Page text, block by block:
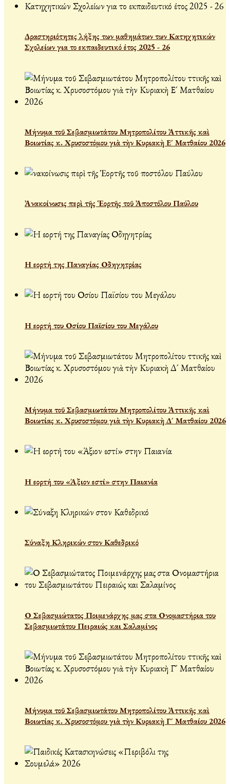
Δραστηριότητες λήξης των μαθημάτων των Κατηχητικών
Σχολείων για το εκπαιδευτικό έτος 2025 - 26
Μήνυμα τοῦ Σεβασμιωτάτου Μητροπολίτου Ἀττικῆς καὶ
Βοιωτίας κ. Χρυσοστόμου γιὰ τὴν Κυριακὴ Ε´ Ματθαίου 2026
Ἀνακοίνωσις περὶ τῆς Ἑορτῆς τοῦ Ἀποστόλου Παύλου
Η εορτή της Παναγίας Οδηγητρίας
Η εορτή του Οσίου Παϊσίου του Μεγάλου
Μήνυμα τοῦ Σεβασμιωτάτου Μητροπολίτου Ἀττικῆς καὶ
Βοιωτίας κ. Χρυσοστόμου γιὰ τὴν Κυριακὴ Δ´ Ματθαίου 2026
Η εορτή του «Άξιον εστί» στην Παιανία
Σύναξη Κληρικών στον Καθεδρικό
Ο Σεβασμιώτατος Ποιμενάρχης μας στα Ονομαστήρια του
Σεβασμιωτάτου Πειραιώς και Σαλαμίνος
Μήνυμα τοῦ Σεβασμιωτάτου Μητροπολίτου Ἀττικῆς καὶ
Βοιωτίας κ. Χρυσοστόμου γιὰ τὴν Κυριακὴ Γ´ Ματθαίου 2026